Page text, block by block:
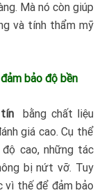
Mà nó còn giúp
và tính thẩm mỹ
bảo độ bền
bằng chất liệu
giá cao. Cụ thể
cao, những tác
bị nứt vỡ. Tuy
vì thế để đảm bảo